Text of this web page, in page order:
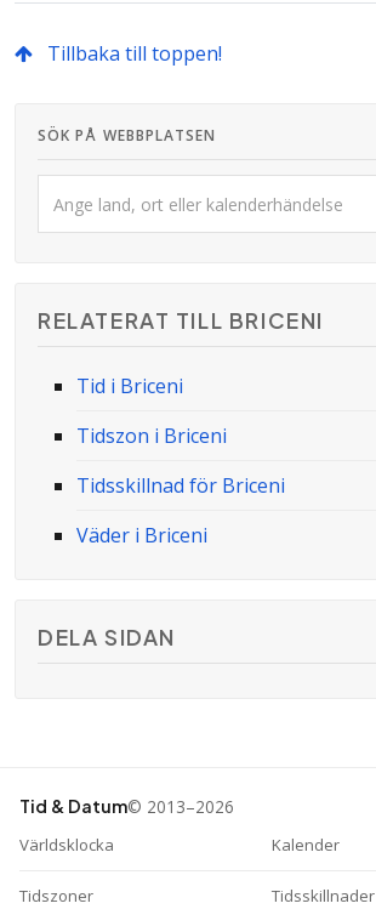
Tillbaka till toppen!
SÖK PÅ WEBBPLATSEN
RELATERAT TILL BRICENI
Tid i Briceni
Tidszon i Briceni
Tidsskillnad för Briceni
Väder i Briceni
DELA SIDAN
Tid & Datum© 2013–2026
Världsklocka Kalender
Tidszoner Tidsskillnader